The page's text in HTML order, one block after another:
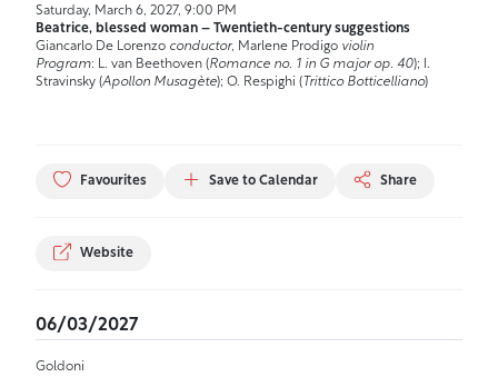
Saturday, March 6, 2027, 9:00 PM
Beatrice, blessed woman – Twentieth-century suggestions
Giancarlo De Lorenzo conductor, Marlene Prodigo violin
Program: L. van Beethoven (Romance no. 1 in G major op. 40); I.
Stravinsky (Apollon Musagète); O. Respighi ( Trittico Botticelliano)
Favourites Save to Calendar Share
Website
06/03/2027
Goldoni